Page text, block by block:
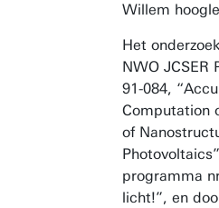
Willem
Het
NWO JCSER
91-084,
Computation
of
programma
licht!”, en